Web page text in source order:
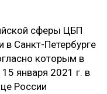
сферы ЦБП
Санкт-Петербурге
которым в
января 2021 г. в
России